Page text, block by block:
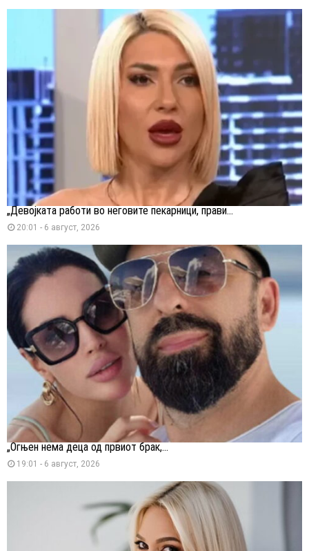
„Девојката работи во неговите пекарници, прави...
20:01 - 6 август, 2026
„Огњен нема деца од првиот брак,...
19:01 - 6 август, 2026